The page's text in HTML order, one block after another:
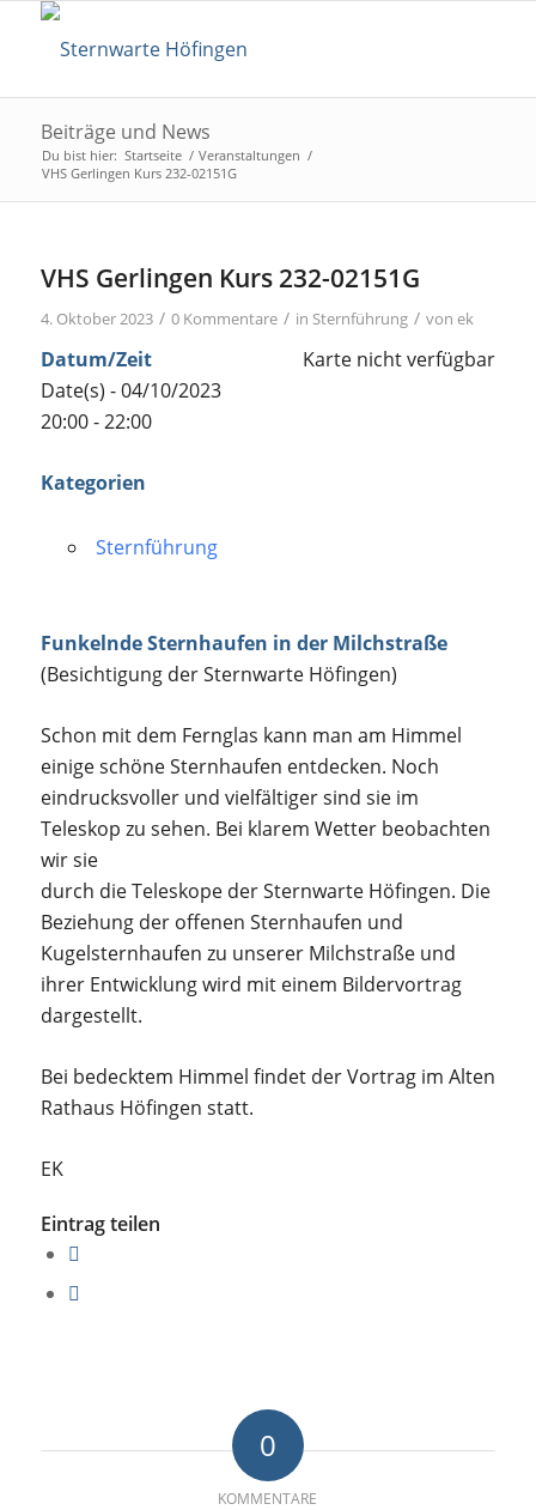
Beiträge und News
Du bist hier: Startseite / Veranstaltungen /
VHS Gerlingen Kurs 232-02151G
VHS Gerlingen Kurs 232-02151G
4. Oktober 2023 / 0 Kommentare / in Sternführung / von ek
Karte nicht verfügbar
Datum/Zeit
Date(s) - 04/10/2023
20:00 - 22:00
Kategorien
Sternführung
Funkelnde Sternhaufen in der Milchstraße
(Besichtigung der Sternwarte Höfingen)
Schon mit dem Fernglas kann man am Himmel
einige schöne Sternhaufen entdecken. Noch
eindrucksvoller und vielfältiger sind sie im
Teleskop zu sehen. Bei klarem Wetter beobachten
wir sie
durch die Teleskope der Sternwarte Höfingen. Die
Beziehung der offenen Sternhaufen und
Kugelsternhaufen zu unserer Milchstraße und
ihrer Entwicklung wird mit einem Bildervortrag
dargestellt.
Bei bedecktem Himmel findet der Vortrag im Alten
Rathaus Höfingen statt.
EK
Eintrag teilen
0
KOMMENTARE